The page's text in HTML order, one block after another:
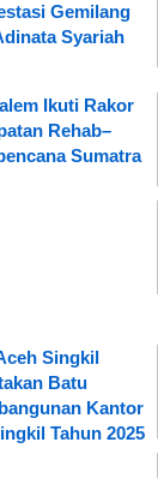
Gemilang
Syariah
Ikuti Rakor
Rehab–
Sumatra
Singkil
Batu
Kantor
Tahun 2025